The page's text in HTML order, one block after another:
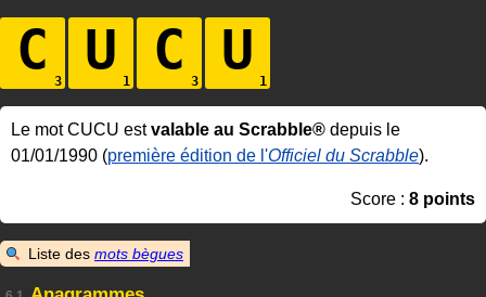
C U C U
Le mot CUCU estvalable au Scrabble® depuis le
01/01/1990 (première édition de l'Officiel du Scrabble).
Score : 8 points
Liste des mots bègues